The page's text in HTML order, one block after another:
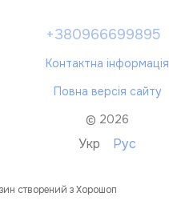
+380966699895
Контактна інформація
Повна версія сайту
© 2026
Укр Рус
створений з Хорошоп